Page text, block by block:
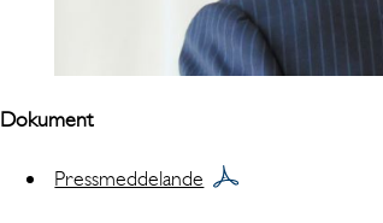
Dokument
Pressmeddelande